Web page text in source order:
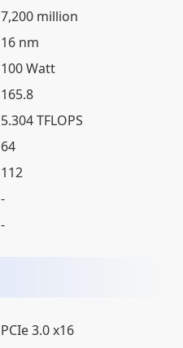
7,200 million
16 nm
100 Watt
165.8
5.304 TFLOPS
64
112
-
-
PCIe 3.0 x16